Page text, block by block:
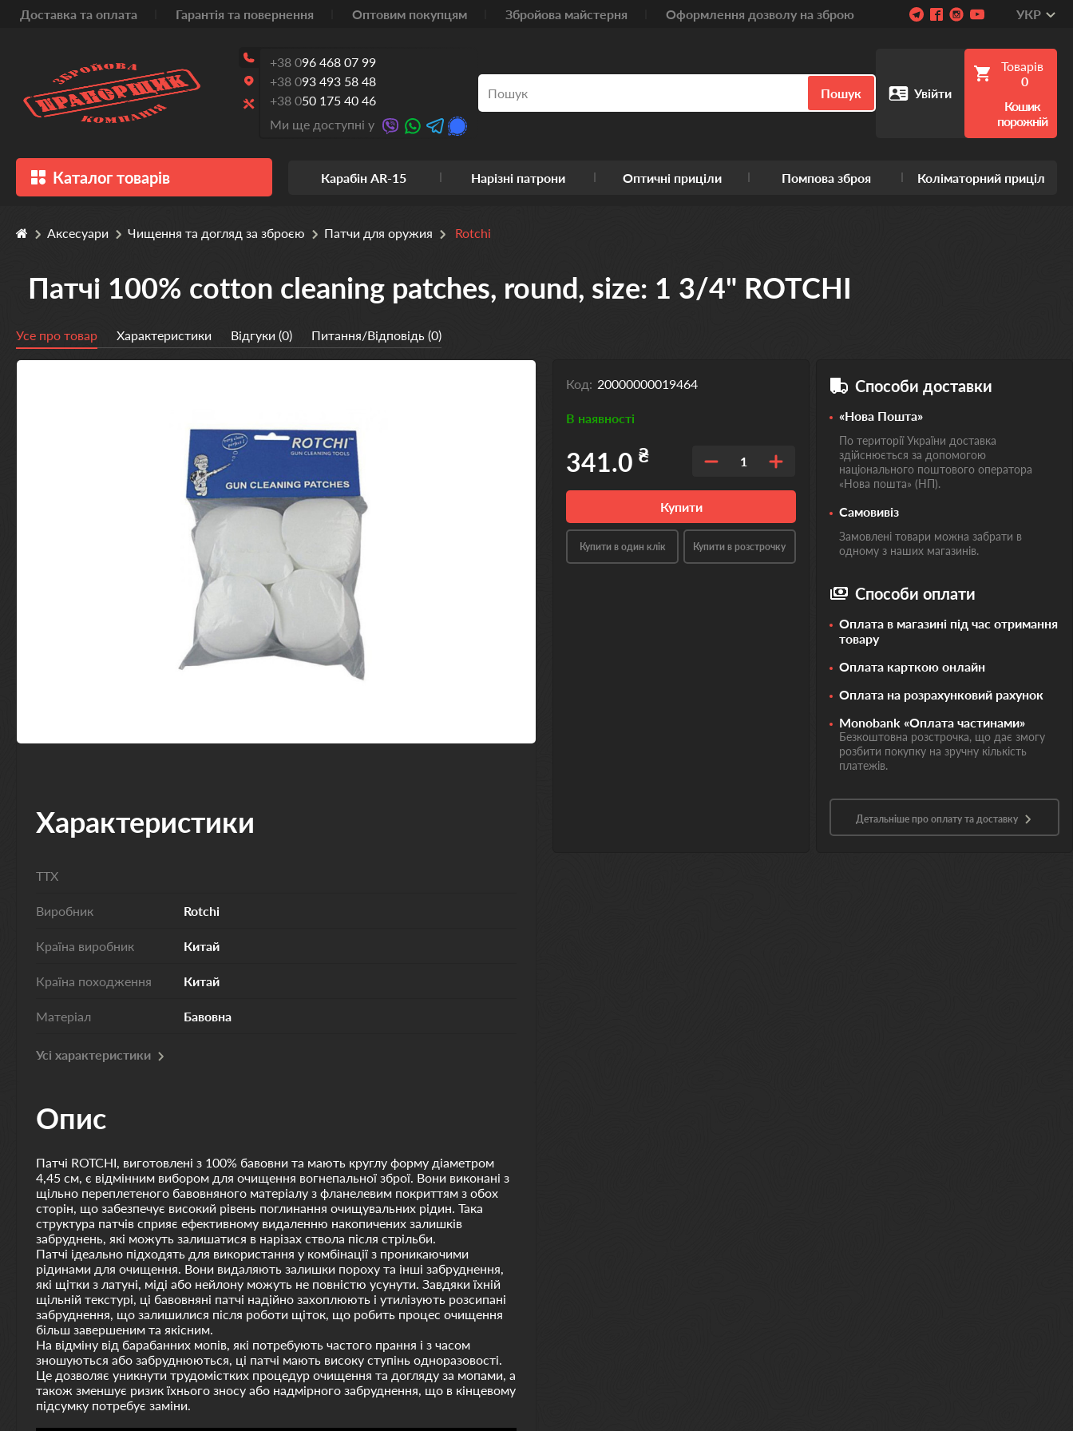
Доставка та оплата Гарантія та повернення Оптовим покупцям Збройова майстерня Оформлення дозволу на зброю УКР
+38 096 468 07 99
+38 093 493 58 48
+38 050 175 40 46
Ми ще доступні у
Пошук Увійти
Товарів
0
Кошик
порожній
Каталог товарів Карабін AR-15 Нарізні патрони Оптичні приціли Помпова зброя Коліматорний приціл
Аксесуари Чищення та догляд за зброєю Патчи для оружия Rotchi
Патчі 100% cotton cleaning patches, round, size: 1 3/4" ROTCHI
Усе про товар Характеристики Відгуки (0) Питання/Відповідь (0)
Характеристики
ТТХ
Виробник Rotchi
Країна виробник Китай
Країна походження Китай
Матеріал Бавовна
Усі характеристики
Опис
Патчі ROTCHI, виготовлені з 100% бавовни та мають круглу форму діаметром
4,45 см, є відмінним вибором для очищення вогнепальної зброї. Вони виконані з
щільно переплетеного бавовняного матеріалу з фланелевим покриттям з обох
сторін, що забезпечує високий рівень поглинання очищувальних рідин. Така
структура патчів сприяє ефективному видаленню накопичених залишків
забруднень, які можуть залишатися в нарізах ствола після стрільби.
Патчі ідеально підходять для використання у комбінації з проникаючими
рідинами для очищення. Вони видаляють залишки пороху та інші забруднення,
які щітки з латуні, міді або нейлону можуть не повністю усунути. Завдяки їхній
щільній текстурі, ці бавовняні патчі надійно захоплюють і утилізують розсипані
забруднення, що залишилися після роботи щіток, що робить процес очищення
більш завершеним та якісним.
На відміну від барабанних мопів, які потребують частого прання і з часом
зношуються або забруднюються, ці патчі мають високу ступінь одноразовості.
Це дозволяє уникнути трудомістких процедур очищення та догляду за мопами, а
також зменшує ризик їхнього зносу або надмірного забруднення, що в кінцевому
підсумку потребує заміни.
Код: 20000000019464
В наявності
341.0 ₴ 1
Купити
Купити в один клік Купити в розстрочку
Способи доставки
«Нова Пошта»
По території України доставка
здійснюється за допомогою
національного поштового оператора
«Нова пошта» (НП).
Самовивіз
Замовлені товари можна забрати в
одному з наших магазинів.
Способи оплати
Оплата в магазині під час отримання
товару
Оплата карткою онлайн
Оплата на розрахунковий рахунок
Monobank «Оплата частинами»
Безкоштовна розстрочка, що дає змогу
розбити покупку на зручну кількість
платежів.
Детальніше про оплату та доставку